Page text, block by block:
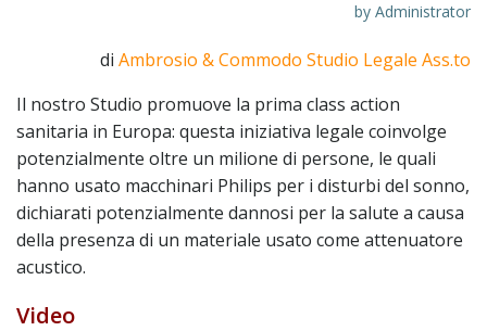
by Administrator
di Ambrosio & Commodo Studio Legale Ass.to
Il nostro Studio promuove la prima class action
sanitaria in Europa: questa iniziativa legale coinvolge
potenzialmente oltre un milione di persone, le quali
hanno usato macchinari Philips per i disturbi del sonno,
dichiarati potenzialmente dannosi per la salute a causa
della presenza di un materiale usato come attenuatore
acustico.
Video